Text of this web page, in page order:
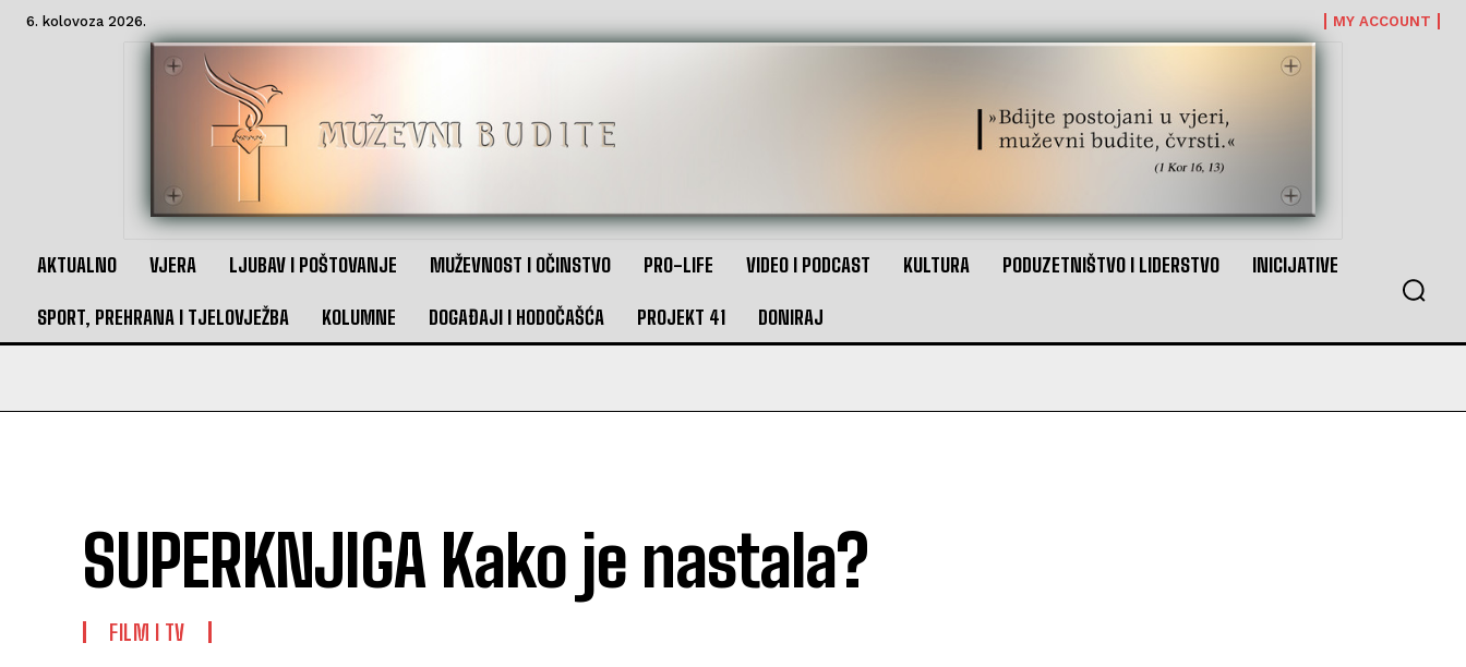
6. kolovoza 2026. MY ACCOUNT
AKTUALNO VJERA LJUBAV I POŠTOVANJE MUŽEVNOST I OČINSTVO PRO-LIFE VIDEO I PODCAST KULTURA PODUZETNIŠTVO I LIDERSTVO INICIJATIVE
SPORT, PREHRANA I TJELOVJEŽBA KOLUMNE DOGAĐAJI I HODOČAŠĆA PROJEKT 41 DONIRAJ
SUPERKNJIGA Kako je nastala?
FILM I TV